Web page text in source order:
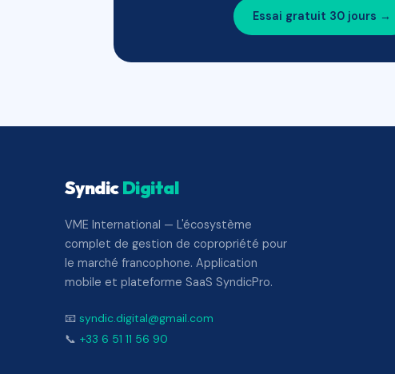
Essai gratuit 30 jours →
SyndicDigital
VME International — L'écosystème
complet de gestion de copropriété pour
le marché francophone. Application
mobile et plateforme SaaS SyndicPro.
📧 syndic.digital@gmail.com
📞 +33 6 51 11 56 90